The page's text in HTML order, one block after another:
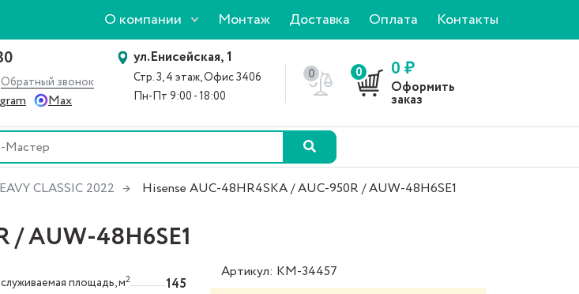
О компании Монтаж Доставка Оплата Контакты
Обратный звонок
Max
ул.Енисейская, 1
Стр. 3, 4 этаж, Офис 3406
Пн-Пт 9:00 - 18:00
0 0 0 ₽
Оформить
заказ
CLASSIC 2022
Hisense AUC-48HR4SKA / AUC-950R / AUW-48H6SE1
/ AUW-48H6SE1
площадь, м2 145
Артикул: КМ-34457